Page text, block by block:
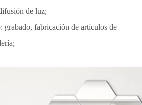
de luz;
grabado, fabricación de artículos de